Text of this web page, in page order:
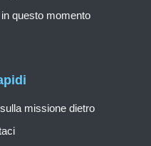
missione dietro
questo momento